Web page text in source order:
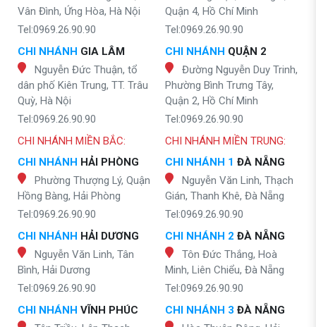
Vân Đình, Ứng Hòa, Hà Nội
Tel:0969.26.90.90
CHI NHÁNH GIA LÂM
Nguyễn Đức Thuận, tổ
dân phố Kiên Trung, TT. Trâu
Quỳ, Hà Nội
Tel:0969.26.90.90
Quận 4, Hồ Chí Minh
Tel:0969.26.90.90
CHI NHÁNH QUẬN 2
Đường Nguyễn Duy Trinh,
Phường Bình Trưng Tây,
Quận 2, Hồ Chí Minh
Tel:0969.26.90.90
CHI NHÁNH MIỀN BẮC:
CHI NHÁNH HẢI PHÒNG
Phường Thượng Lý, Quận
Hồng Bàng, Hải Phòng
Tel:0969.26.90.90
CHI NHÁNH HẢI DƯƠNG
Nguyễn Văn Linh, Tân
Bình, Hải Dương
Tel:0969.26.90.90
CHI NHÁNH VĨNH PHÚC
CHI NHÁNH MIỀN TRUNG:
CHI NHÁNH 1 ĐÀ NẴNG
Nguyễn Văn Linh, Thạch
Gián, Thanh Khê, Đà Nẵng
Tel:0969.26.90.90
CHI NHÁNH 2 ĐÀ NẴNG
Tôn Đức Thắng, Hoà
Minh, Liên Chiểu, Đà Nẵng
Tel:0969.26.90.90
CHI NHÁNH 3 ĐÀ NẴNG